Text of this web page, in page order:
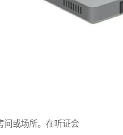
间或场所。在听证会